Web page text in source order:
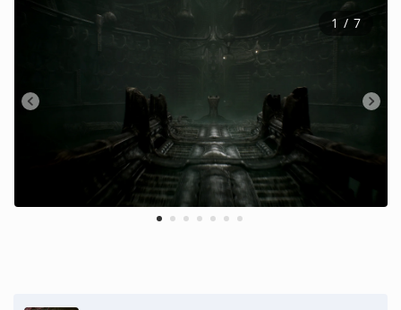
1 2 3 4 5 6 7
1 / 7